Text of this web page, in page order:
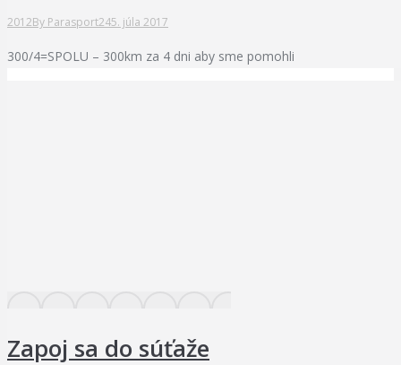
2012By Parasport245. júla 2017
300/4=SPOLU – 300km za 4 dni aby sme pomohli
Zapoj sa do súťaže